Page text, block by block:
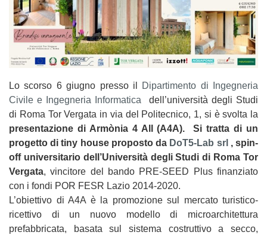
Lo scorso 6 giugno presso il
Dipartimento di Ingegneria
Civile e Ingegneria Informatica dell’università degli Studi
di Roma Tor Vergata in via del Politecnico, 1, si è svolta la
presentazione di Armònia 4 All (A4A). Si tratta di un
progetto di tiny house proposto da DoT5-Lab srl , spin-
off universitario dell’Università degli Studi di Roma Tor
Vergata, vincitore del bando PRE-SEED Plus finanziato
con i fondi POR FESR Lazio 2014-2020.
L’obiettivo di A4A è la promozione sul mercato turistico-
ricettivo di un nuovo modello di microarchitettura
prefabbricata, basata sul sistema costruttivo a secco,